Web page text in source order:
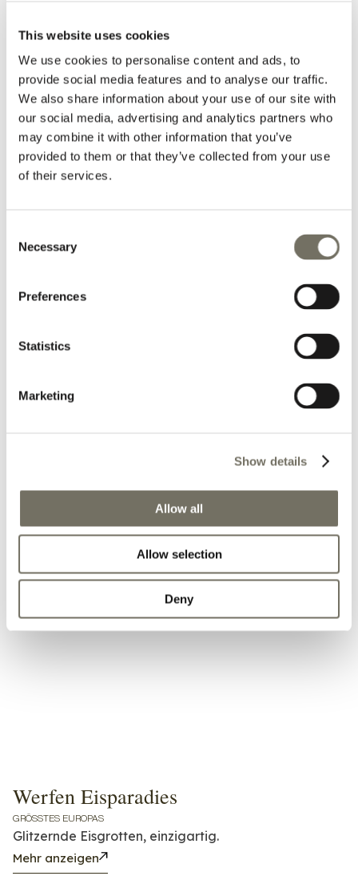
This website uses cookies
We use cookies to personalise content and ads, to
provide social media features and to analyse our traffic.
We also share information about your use of our site with
our social media, advertising and analytics partners who
may combine it with other information that you’ve
provided to them or that they’ve collected from your use
of their services.
Selection
Necessary
Preferences
Statistics
Marketing
Show details
Allow all
Allow selection
Deny
Liechtensteinklamm
Eine 300 Meter tiefe Schlucht, Brücken, tossendes
Kletterwald Natrun Maria Alm
Seilleitern, Netze, Flying Fox – Spaß für Jung und Alt.
Mehr anzeigen
Werfen Eisparadies
GRÖSSTES EUROPAS
Glitzernde Eisgrotten, einzigartig.
Mehr anzeigen